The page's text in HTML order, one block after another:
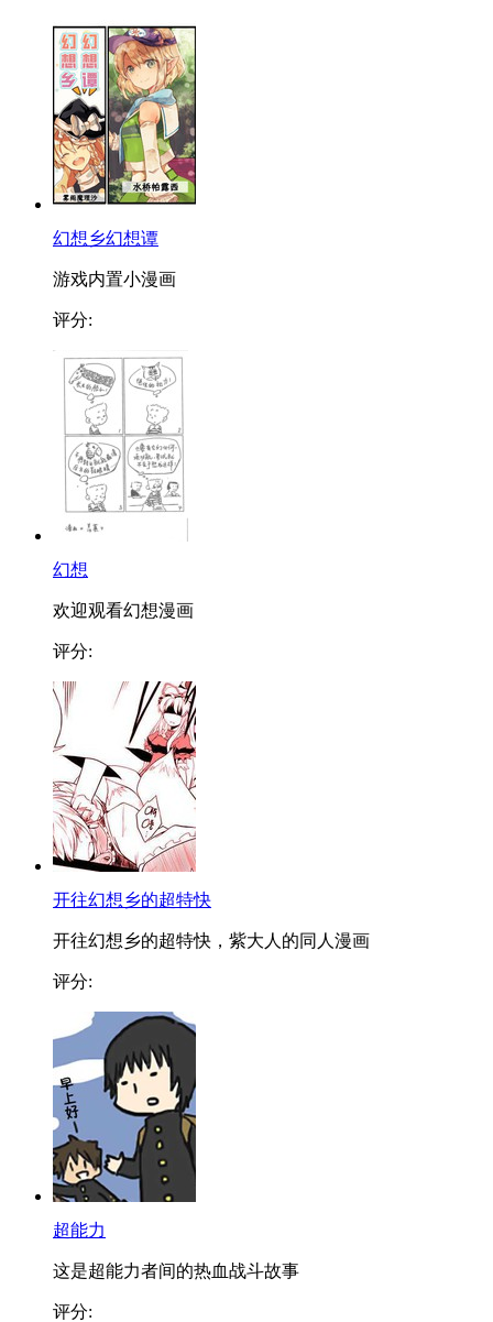
幻想乡幻想谭
游戏内置小漫画
评分:
幻想
欢迎观看幻想漫画
评分:
开往幻想乡的超特快
开往幻想乡的超特快，紫大人的同人漫画
评分:
超能力
这是超能力者间的热血战斗故事
评分: